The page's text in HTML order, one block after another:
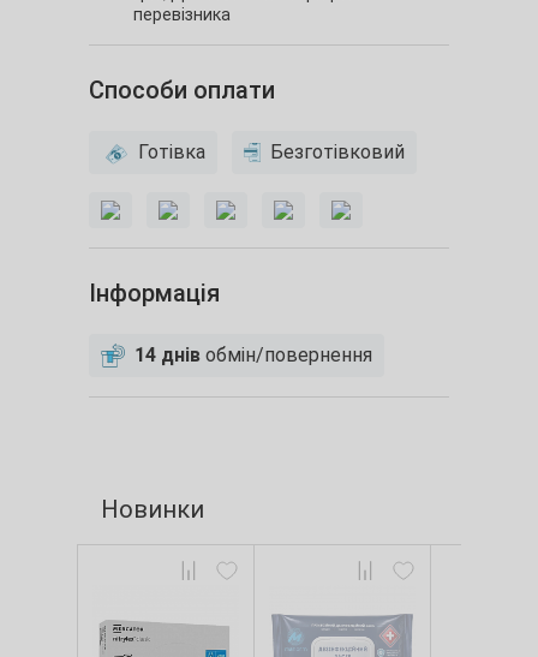
перевізника
Способи оплати
Готівка Безготівковий
Інформація
14 днів обмін/повернення
Новинки